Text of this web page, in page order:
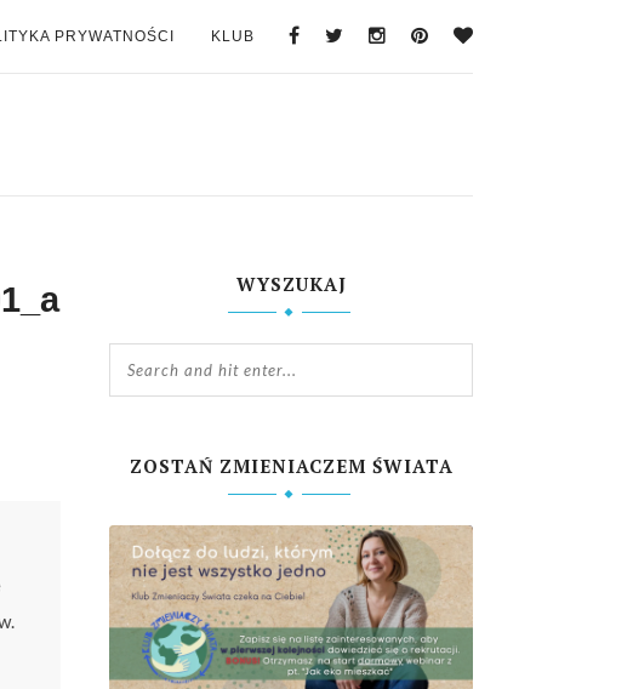
PRYWATNOŚCI KLUB
WYSZUKAJ
ZOSTAŃ ZMIENIACZEM ŚWIATA